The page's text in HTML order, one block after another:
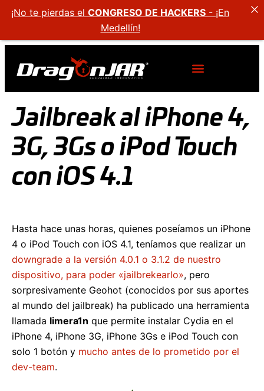
Jailbreak al iPhone 4,
3G, 3Gs o iPod Touch
con iOS 4.1
Hasta hace unas horas, quienes poseíamos un iPhone
4 o iPod Touch con iOS 4.1, teníamos que realizar un
downgrade a la versión 4.0.1 o 3.1.2 de nuestro
dispositivo, para poder «jailbrekearlo», pero
sorpresivamente Geohot (conocidos por sus aportes
al mundo del jailbreak) ha publicado una herramienta
llamada limera1n que permite instalar Cydia en el
iPhone 4, iPhone 3G, iPhone 3Gs e iPod Touch con
solo 1 botón y mucho antes de lo prometido por el
dev-team.
¡No te pierdas el CONGRESO DE HACKERS - ¡En
Medellín!